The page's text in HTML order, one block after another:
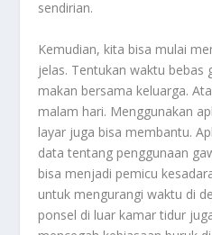
sendirian.
Kemudian, kita bisa mulai
jelas. Tentukan waktu bebas
makan bersama keluarga.
malam hari. Menggunakan
layar juga bisa membantu.
data tentang penggunaan
bisa menjadi pemicu
untuk mengurangi waktu di
ponsel di luar kamar tidur